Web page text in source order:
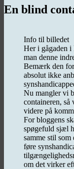
En blind
Info til billedet
Her i gågaden
man denne
Bemærk den
absolut ikke
Nu mangler vi
containeren, så
videre på
For bloggens
spøgefuld sjæl
samme stil
føre
om det virker